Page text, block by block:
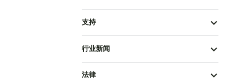
支持
行业新闻
法律